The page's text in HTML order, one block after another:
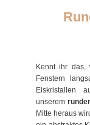
Kennt ihr
Fenstern
Eiskristallen
unserem
Mitte heraus